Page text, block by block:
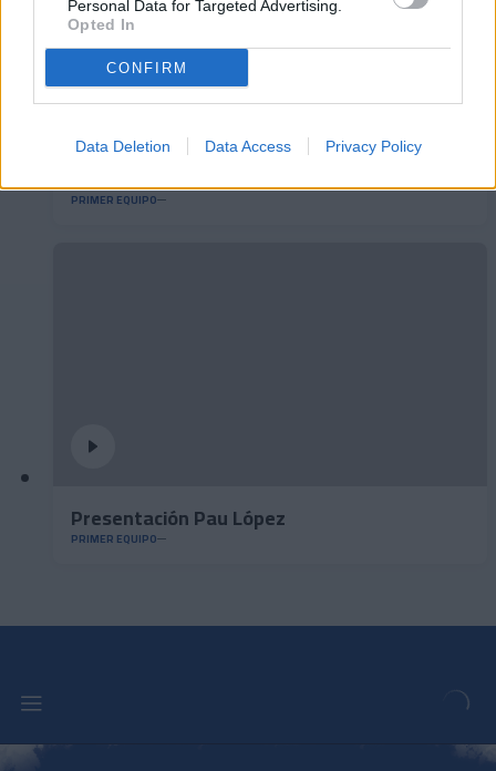
Personal Data for Targeted Advertising.
Opted In
CONFIRM
Data Deletion Data Access Privacy Policy
🆕 𝑷𝑨𝑼 𝑳𝑶𝑷𝑬𝒁, presentado ✅
PRIMER EQUIPO
Presentación Pau López
PRIMER EQUIPO